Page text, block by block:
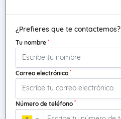
¿Prefieres que te contactemos?
Tu nombre *
Correo electrónico *
Número de teléfono *